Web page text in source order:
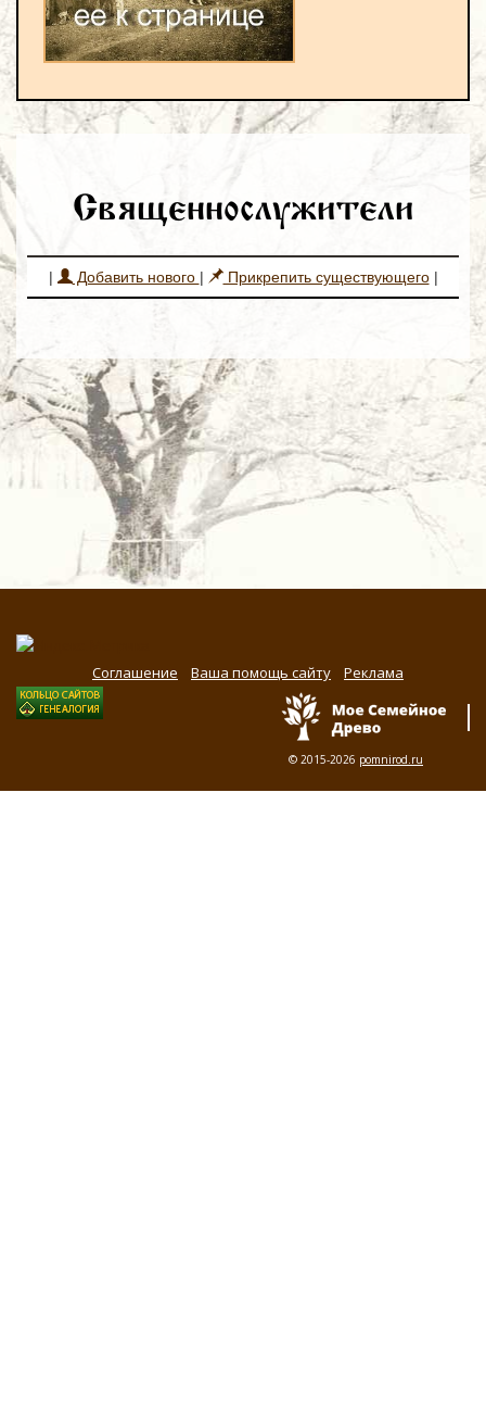
Священнослужители
| Добавить нового | Прикрепить существующего|
Соглашение Ваша помощь сайту Реклама
© 2015-2026 pomnirod.ru